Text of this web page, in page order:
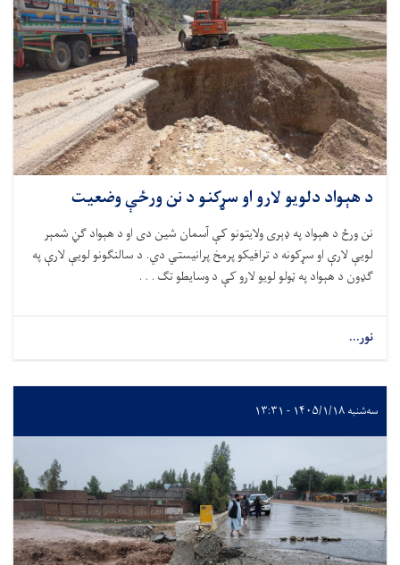
د هېواد دلویو لارو او سړکنو د نن ورځې وضعیت
نن ورځ د هېواد په ډېری ولایتونو کې آسمان شین دی او د هېواد ګڼ شمېر
لویې لارې او سړکونه د ترافیکو پرمخ پرانیستي دي. د سالنګونو لویې لارې په
ګډون د هېواد په ټولو لویو لارو کې د وسایطو تګ . . .
نور...
سه‌شنبه ۱۴۰۵/۱/۱۸ - ۱۳:۳۱